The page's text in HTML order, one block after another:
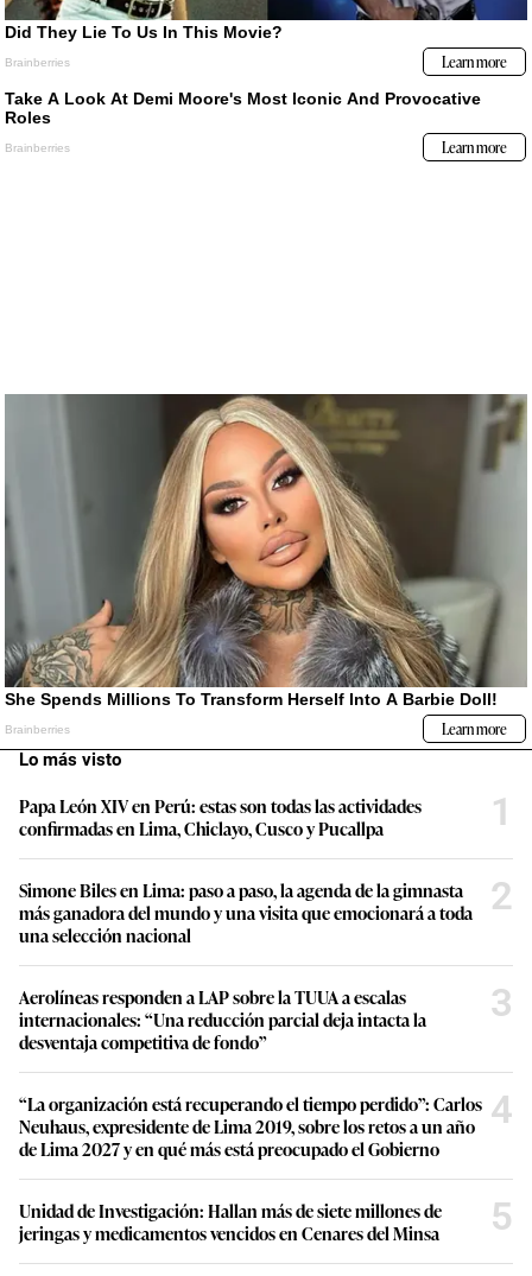
Lo más visto
Papa León XIV en Perú: estas son todas las actividades
confirmadas en Lima, Chiclayo, Cusco y Pucallpa
1
Simone Biles en Lima: paso a paso, la agenda de la gimnasta
más ganadora del mundo y una visita que emocionará a toda
una selección nacional
2
Aerolíneas responden a LAP sobre la TUUA a escalas
internacionales: “Una reducción parcial deja intacta la
desventaja competitiva de fondo”
3
“La organización está recuperando el tiempo perdido”: Carlos
Neuhaus, expresidente de Lima 2019, sobre los retos a un año
de Lima 2027 y en qué más está preocupado el Gobierno
4
Unidad de Investigación: Hallan más de siete millones de
jeringas y medicamentos vencidos en Cenares del Minsa
5